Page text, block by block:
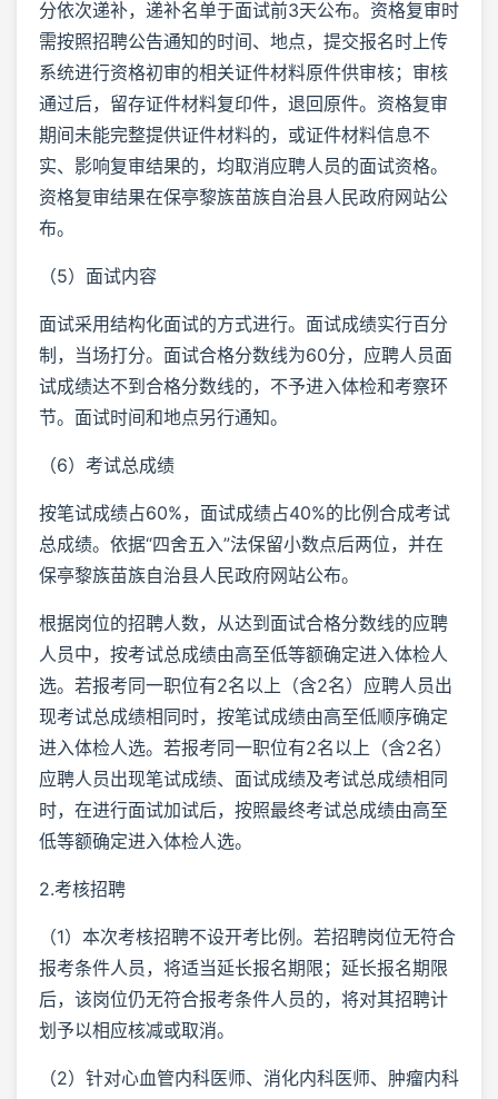
分依次递补，递补名单于面试前3天公布。资格复审时
需按照招聘公告通知的时间、地点，提交报名时上传
系统进行资格初审的相关证件材料原件供审核；审核
通过后，留存证件材料复印件，退回原件。资格复审
期间未能完整提供证件材料的，或证件材料信息不
实、影响复审结果的，均取消应聘人员的面试资格。
资格复审结果在保亭黎族苗族自治县人民政府网站公
布。
（5）面试内容
面试采用结构化面试的方式进行。面试成绩实行百分
制，当场打分。面试合格分数线为60分，应聘人员面
试成绩达不到合格分数线的，不予进入体检和考察环
节。面试时间和地点另行通知。
（6）考试总成绩
按笔试成绩占60%，面试成绩占40%的比例合成考试
总成绩。依据“四舍五入”法保留小数点后两位，并在
保亭黎族苗族自治县人民政府网站公布。
根据岗位的招聘人数，从达到面试合格分数线的应聘
人员中，按考试总成绩由高至低等额确定进入体检人
选。若报考同一职位有2名以上（含2名）应聘人员出
现考试总成绩相同时，按笔试成绩由高至低顺序确定
进入体检人选。若报考同一职位有2名以上（含2名）
应聘人员出现笔试成绩、面试成绩及考试总成绩相同
时，在进行面试加试后，按照最终考试总成绩由高至
低等额确定进入体检人选。
2.考核招聘
（1）本次考核招聘不设开考比例。若招聘岗位无符合
报考条件人员，将适当延长报名期限；延长报名期限
后，该岗位仍无符合报考条件人员的，将对其招聘计
划予以相应核减或取消。
（2）针对心血管内科医师、消化内科医师、肿瘤内科